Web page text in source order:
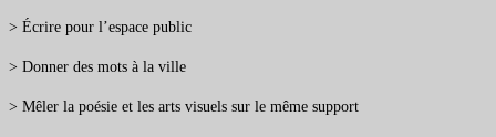
> Écrire pour l’espace public
> Donner des mots à la ville
> Mêler la poésie et les arts visuels sur le même support